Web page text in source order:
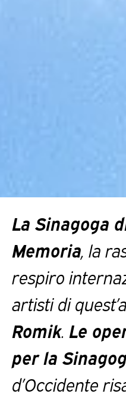
La Sinagoga
Memoria, la
respiro
artisti di
Romik. Le
per la
d’Occidente